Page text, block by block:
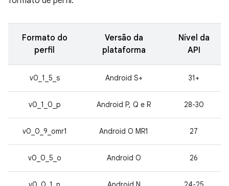
Formato do
perfil
Versão da
plataforma
Nível da
API
v0_1_5_s Android S+ 31+
v0_1_0_p Android P, Q e R 28-30
v0_0_9_omr1 Android O MR1 27
v0_0_5_o Android O 26